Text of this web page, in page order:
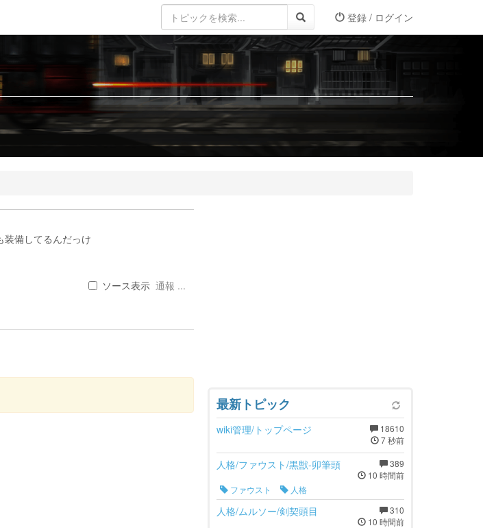
登録 / ログイン
装備してるんだっけ
ソース表示 通報 ...
最新トピック
18610
7 秒前
wiki管理/トップページ
389
10 時間前
人格/ファウスト/黒獣-卯筆頭
ファウスト
人格
310
10 時間前
人格/ムルソー/剣契頭目